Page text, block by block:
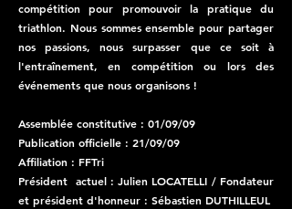
compétition pour promouvoir la pratique du
triathlon. Nous sommes ensemble pour partager
nos passions, nous surpasser que ce soit à
l'entraînement, en compétition ou lors des
événements que nous organisons !
Assemblée constitutive : 01/09/09
Publication officielle : 21/09/09
Affiliation : FFTri
Président actuel : Julien LOCATELLI / Fondateur
et président d'honneur : Sébastien DUTHILLEUL